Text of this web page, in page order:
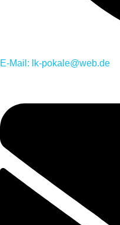
E-Mail: lk-pokale@web.de